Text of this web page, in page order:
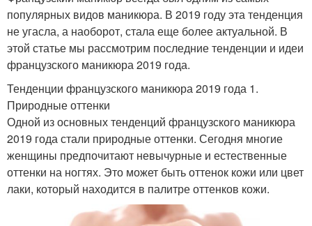
популярных видов маникюра. В 2019 году эта тенденция
не угасла, а наоборот, стала еще более актуальной. В
этой статье мы рассмотрим последние тенденции и идеи
французского маникюра 2019 года.
Тенденции французского маникюра 2019 года 1.
Природные оттенки
Одной из основных тенденций французского маникюра
2019 года стали природные оттенки. Сегодня многие
женщины предпочитают невычурные и естественные
оттенки на ногтях. Это может быть оттенок кожи или цвет
лаки, который находится в палитре оттенков кожи.